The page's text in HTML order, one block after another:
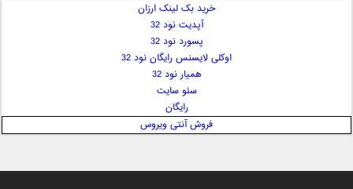
ایمان غلامی
بابک جهانبخش
خرید بک لینک ارزان
آپدیت نود 32
پسورد نود 32
اوکلی لایسنس رایگان نود 32
همیار نود 32
سئو سایت
رایگان
فروش آنتی ویروس